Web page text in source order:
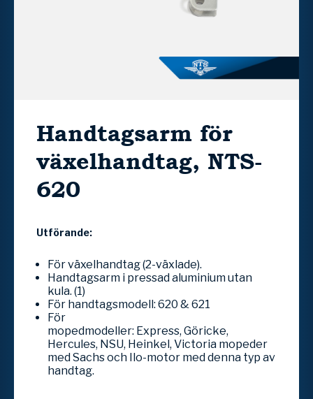
Handtagsarm för
växelhandtag, NTS-
620
Utförande:
För växelhandtag (2-växlade).
Handtagsarm i pressad aluminium utan
kula. (1)
För handtagsmodell: 620 & 621
För
mopedmodeller: Express, Göricke,
Hercules, NSU, Heinkel, Victoria mopeder
med Sachs och Ilo-motor med denna typ av
handtag.